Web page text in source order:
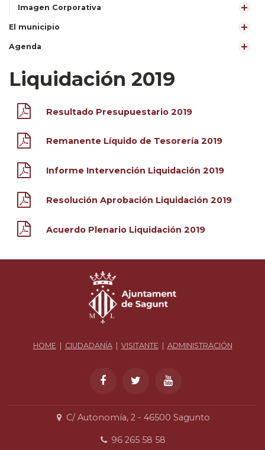
Imagen Corporativa
El municipio
Agenda
Liquidación 2019
Resultado Presupuestario 2019
Remanente Líquido de Tesorería 2019
Informe Intervención Liquidación 2019
Resolución Aprobación Liquidación 2019
Acuerdo Plenario Liquidación 2019
HOME CIUDADANÍA| VISITANTE ADMINISTRACIÓN
C/ Autonomía, 2 - 46500 Sagunto
96 265 58 58